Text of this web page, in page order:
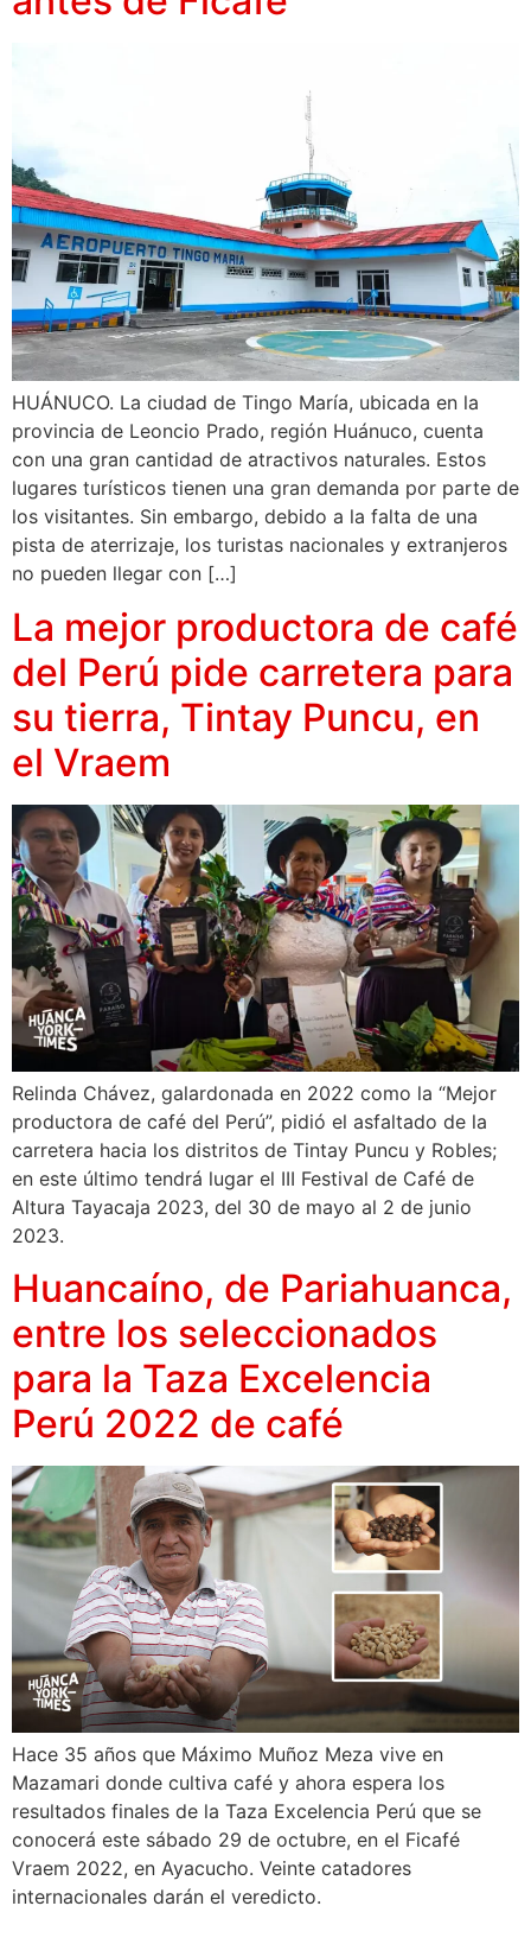
HUÁNUCO. La ciudad de Tingo María, ubicada en la
provincia de Leoncio Prado, región Huánuco, cuenta
con una gran cantidad de atractivos naturales. Estos
lugares turísticos tienen una gran demanda por parte de
los visitantes. Sin embargo, debido a la falta de una
pista de aterrizaje, los turistas nacionales y extranjeros
no pueden llegar con […]
La mejor productora de café
del Perú pide carretera para
su tierra, Tintay Puncu, en
el Vraem
Relinda Chávez, galardonada en 2022 como la “Mejor
productora de café del Perú”, pidió el asfaltado de la
carretera hacia los distritos de Tintay Puncu y Robles;
en este último tendrá lugar el III Festival de Café de
Altura Tayacaja 2023, del 30 de mayo al 2 de junio
2023.
Huancaíno, de Pariahuanca,
entre los seleccionados
para la Taza Excelencia
Perú 2022 de café
Hace 35 años que Máximo Muñoz Meza vive en
Mazamari donde cultiva café y ahora espera los
resultados finales de la Taza Excelencia Perú que se
conocerá este sábado 29 de octubre, en el Ficafé
Vraem 2022, en Ayacucho. Veinte catadores
internacionales darán el veredicto.